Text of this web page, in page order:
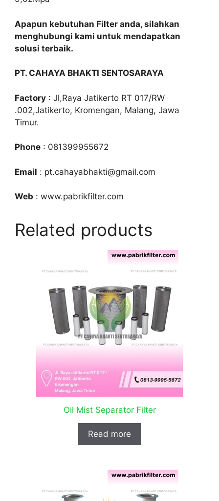
Apapun kebutuhan Filter anda, silahkan
menghubungi kami untuk mendapatkan
solusi terbaik.
PT. CAHAYA BHAKTI SENTOSARAYA
Factory : Jl,Raya Jatikerto RT 017/RW
.002,Jatikerto, Kromengan, Malang, Jawa
Timur.
Phone : 081399955672
Email : pt.cahayabhakti@gmail.com
Web : www.pabrikfilter.com
Related products
Oil Mist Separator Filter
Read more